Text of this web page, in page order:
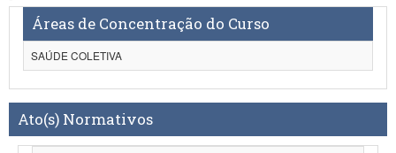
Áreas de Concentração do Curso
SAÚDE COLETIVA
Ato(s) Normativos